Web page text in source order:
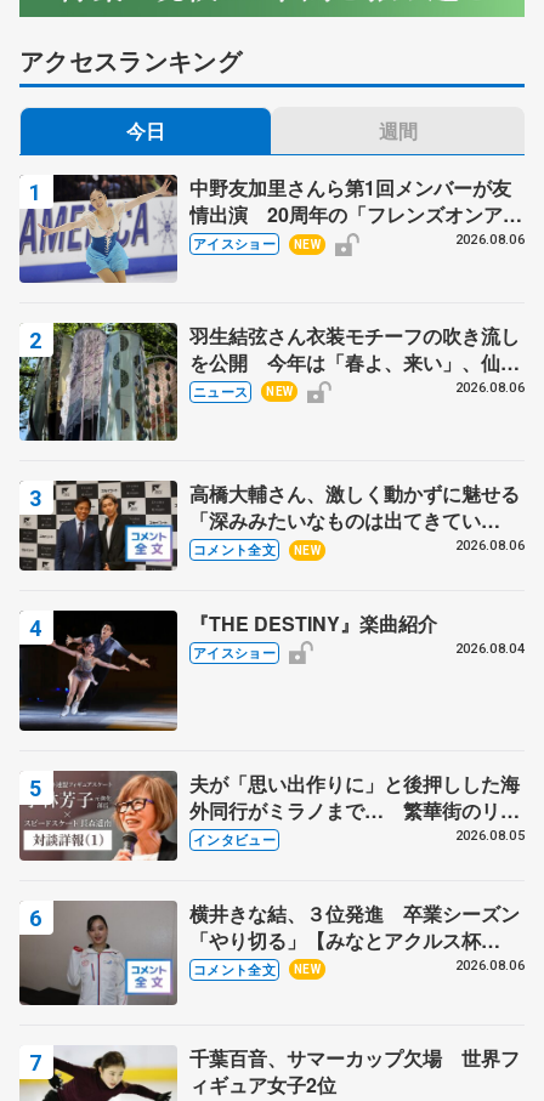
アクセスランキング
今日 週間
中野友加里さんら第1回メンバーが友
情出演 20周年の「フレンズオンアイ
ス」 宮本賢二さん、有川梨絵さん、
アイスショー NEW 2026.08.06
羽生結弦さん衣装モチーフの吹き流し
を公開 今年は「春よ、来い」、仙台
の瑞鳳殿
ニュース NEW 2026.08.06
高橋大輔さん、激しく動かずに魅せる
「深みみたいなものは出てきてい
る？」 〝兄さん〟と慕うレジェンド
コメント全文 NEW 2026.08.06
『THE DESTINY』楽曲紹介
アイスショー 2026.08.04
夫が「思い出作りに」と後押しした海
外同行がミラノまで… 繁華街のリン
クでは不良のお兄さんも味方に 小林
インタビュー 2026.08.05
横井きな結、３位発進 卒業シーズン
「やり切る」【みなとアクルス杯
SP】
コメント全文 NEW 2026.08.06
千葉百音、サマーカップ欠場 世界フ
ィギュア女子2位